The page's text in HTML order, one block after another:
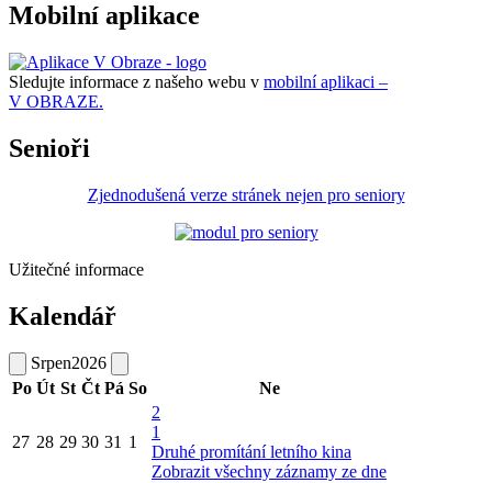
Mobilní aplikace
Sledujte informace z našeho webu v mobilní aplikaci –
V OBRAZE.
Senioři
Zjednodušená verze stránek nejen pro seniory
Užitečné informace
Kalendář
Srpen2026
Po Út St Čt Pá So Ne
27 28 29 30 31 1
2
1
Druhé promítání letního kina
Zobrazit všechny záznamy ze dne